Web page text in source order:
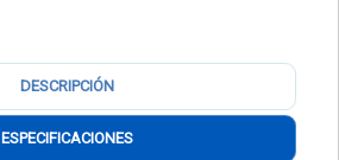
DESCRIPCIÓN
ESPECIFICACIONES